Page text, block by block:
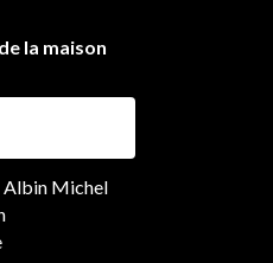
la maison
Albin Michel